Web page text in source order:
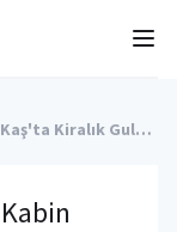
> Kaş'ta Kiralık Gulet 4 Kabin